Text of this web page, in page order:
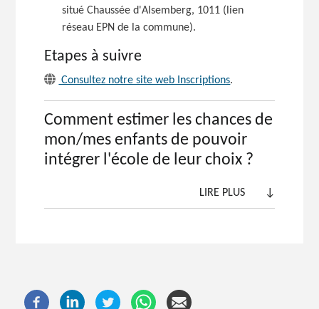
situé Chaussée d'Alsemberg, 1011 (lien
réseau EPN de la commune).
Etapes à suivre
Consultez notre site web Inscriptions.
Comment estimer les chances de
mon/mes enfants de pouvoir
intégrer l'école de leur choix ?
LIRE PLUS ↓